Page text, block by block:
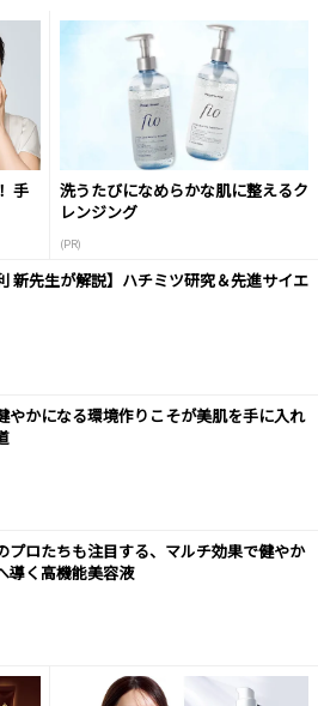
手
洗うたびになめらかな肌に整えるク
レンジング
(PR)
新先生が解説】ハチミツ研究＆先進サイエ
やかになる環境作りこそが美肌を手に入れ
プロたちも注目する、マルチ効果で健やか
導く高機能美容液